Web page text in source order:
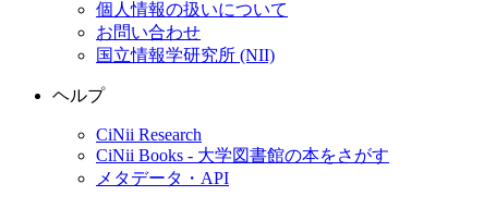
個人情報の扱いについて
お問い合わせ
国立情報学研究所 (NII)
ヘルプ
CiNii Research
CiNii Books - 大学図書館の本をさがす
メタデータ・API